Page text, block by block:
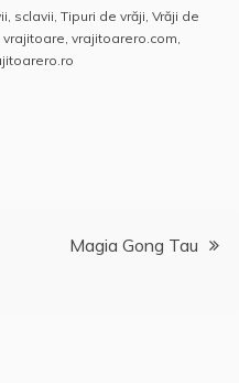
sclavii Tipuri de vrăji Vrăji de
vrajitoare vrajitoarero.com
Magia Gong Tau